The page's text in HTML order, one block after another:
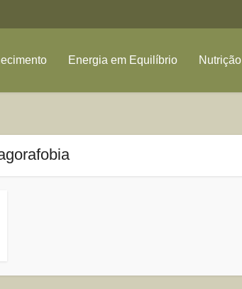
Energia em Equilíbrio Nutrição